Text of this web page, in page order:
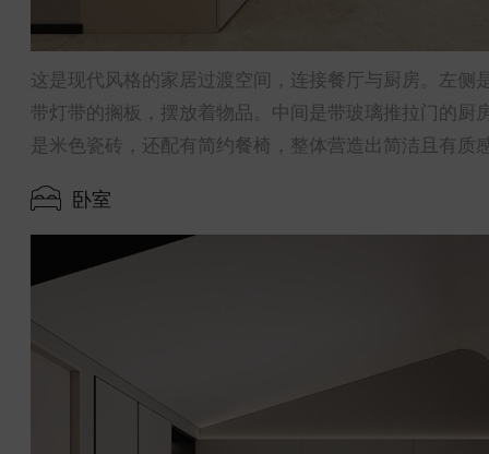
这是现代风格的家居过渡空间，连接餐厅与厨房。左
带灯带的搁板，摆放着物品。中间是带玻璃推拉门的
是米色瓷砖，还配有简约餐椅，整体营造出简洁且有质
卧室